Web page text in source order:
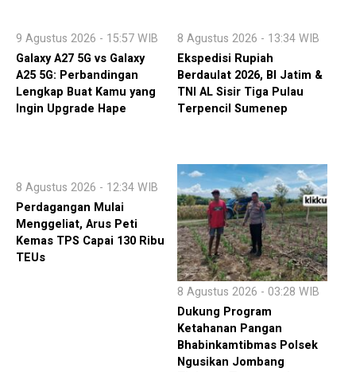
9 Agustus 2026 - 15:57 WIB
Galaxy A27 5G vs Galaxy
A25 5G: Perbandingan
Lengkap Buat Kamu yang
Ingin Upgrade Hape
8 Agustus 2026 - 13:34 WIB
Ekspedisi Rupiah
Berdaulat 2026, BI Jatim &
TNI AL Sisir Tiga Pulau
Terpencil Sumenep
8 Agustus 2026 - 12:34 WIB
Perdagangan Mulai
Menggeliat, Arus Peti
Kemas TPS Capai 130 Ribu
TEUs
8 Agustus 2026 - 03:28 WIB
Dukung Program
Ketahanan Pangan
Bhabinkamtibmas Polsek
Ngusikan Jombang